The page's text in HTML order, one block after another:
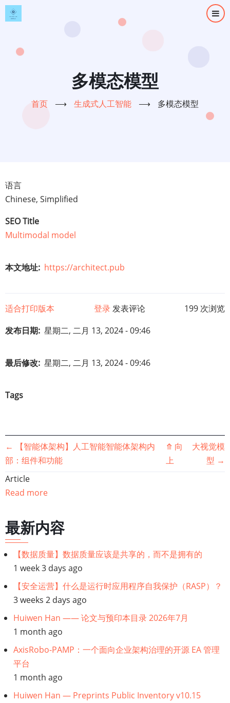
跳
转
多模态模型
首页 ⟶ 生成式人工智能 ⟶ 多模态模型
语言
Chinese, Simplified
SEO Title
Multimodal model
本文地址 https://architect.pub
适合打印版本 登录发表评论
199 次浏览
发布日期 星期二, 二月 13, 2024 - 09:46
最后修改 星期二, 二月 13, 2024 - 09:46
Tags
书
籍
遍
历
链
接：
多
模
态
模
型
←
【智能体架构】人工智能智能体架构内
部：组件和功能
⤊ 向
上
大视觉模
型 →
Article
Read more
最新内容
【数据质量】数据质量应该是共享的，而不是拥有的
1 week 3 days ago
【安全运营】什么是运行时应用程序自我保护（RASP）？
3 weeks 2 days ago
Huiwen Han —— 论文与预印本目录 2026年7月
1 month ago
AxisRobo-PAMP：一个面向企业架构治理的开源 EA 管理
平台
1 month ago
Huiwen Han — Preprints Public Inventory v10.15